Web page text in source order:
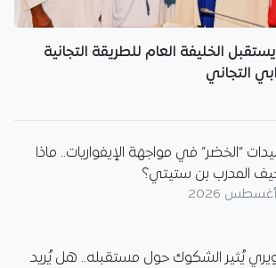
الخليفة العام للطريقة التجانية
التجاني
“الخضر” في مواجهة الإيفواريات.. ماذا
المدرب بن ستيتي؟
يُثير الشكوك حول مستقبله.. هل يُريد